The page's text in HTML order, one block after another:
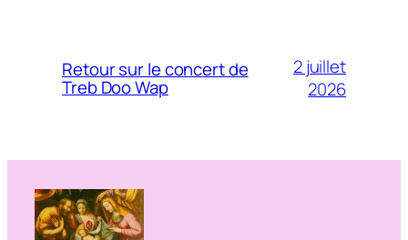
Retour sur le concert de
Treb Doo Wap
2 juillet
2026